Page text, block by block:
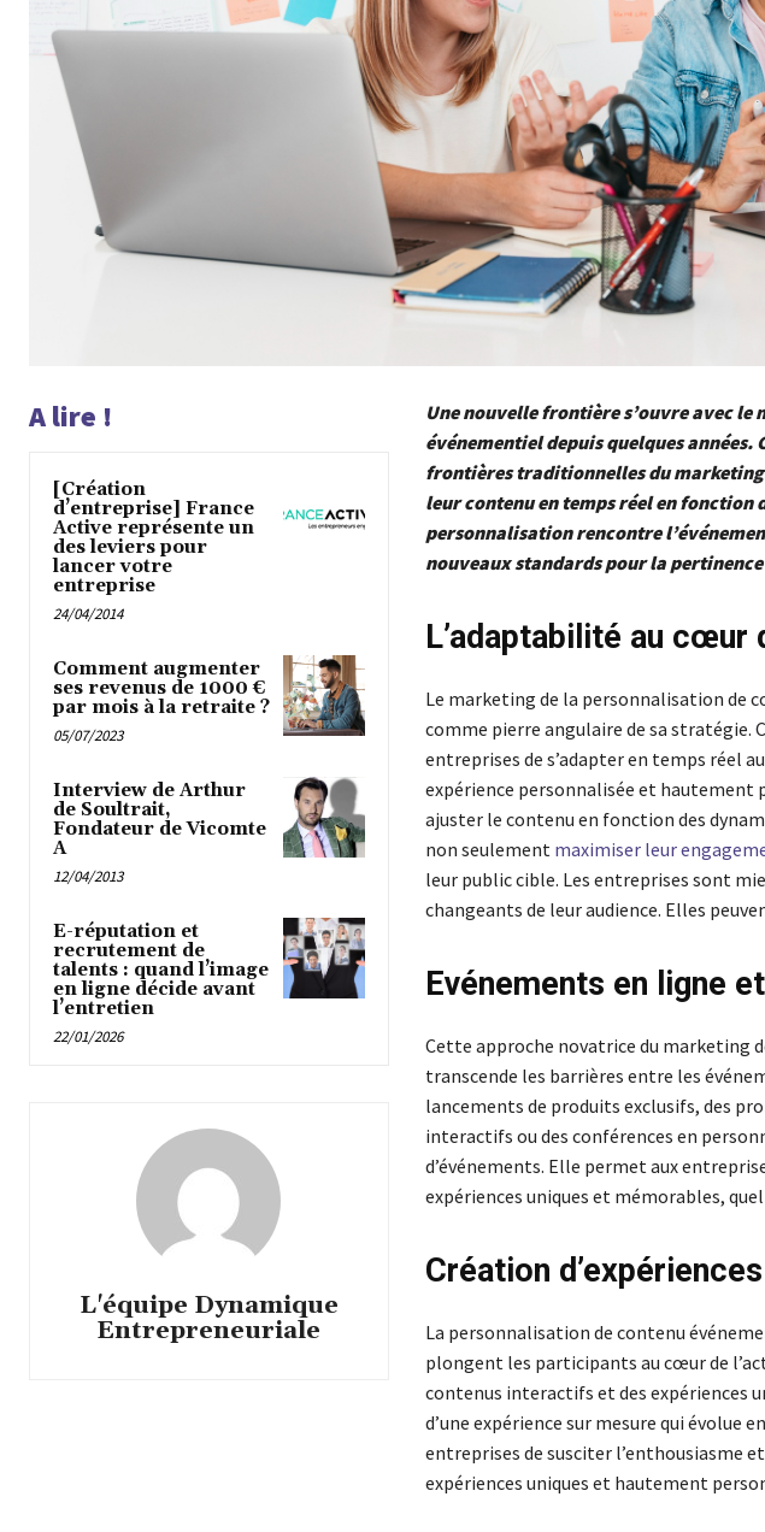
A lire !
[Création
d’entreprise] France
Active représente un
des leviers pour
lancer votre
entreprise
24/04/2014
Comment augmenter
ses revenus de 1000 €
par mois à la retraite ?
05/07/2023
Interview de Arthur
de Soultrait,
Fondateur de Vicomte
A
12/04/2013
E-réputation et
recrutement de
talents : quand l’image
en ligne décide avant
l’entretien
22/01/2026
L'équipe Dynamique
Entrepreneuriale
Une nouvelle frontière s’ouvre avec
événementiel depuis quelques
frontières traditionnelles du
leur contenu en temps réel en fonction
personnalisation rencontre
nouveaux standards pour la
L’adaptabilité au cœur
Le marketing de la personnalisation de
comme pierre angulaire de sa
entreprises de s’adapter en temps réel
expérience personnalisée et hautement
ajuster le contenu en fonction des
non seulement maximiser leur
leur public cible. Les entreprises sont
changeants de leur audience. Elles
Evénements en ligne
Cette approche novatrice du marketing
transcende les barrières entre les
lancements de produits exclusifs, des
interactifs ou des conférences en
d’événements. Elle permet aux
expériences uniques et mémorables,
Création
La personnalisation de contenu
plongent les participants au cœur de
contenus interactifs et des expériences
d’une expérience sur mesure qui évolue
entreprises de susciter l’enthousiasme
expériences uniques et hautement